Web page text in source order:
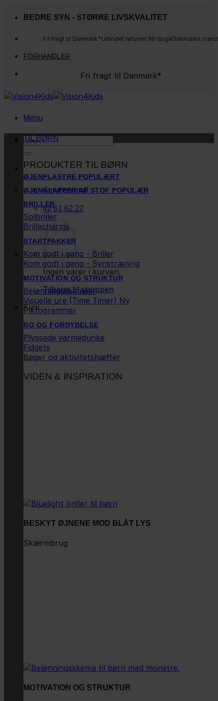
BEDRE SYN - STØRRE LIVSKVALITET
Fri fragt til Danmark*Udvidet returret 90 dageDanmarks
FORHANDLER
Fri fragt til Danmark*
Menu
Søg
Send en mail
42 61 62 22
Ingen varer i kurven.
Tilbage til shoppen
Kurv
TIL BØRN
PRODUKTER TIL BØRN
ØJENPLASTRE
ØJENKLAPPER AF STOF
BRILLER
Solbriller
Brillecharms
STARTPAKKER
Kom godt i gang - Briller
Kom godt i gang - Synstræning
MOTIVATION OG STRUKTUR
Belønningsskemaer
Visuelle ure (Time Timer)
Piktogrammer
RO OG FORDYBELSE
Plyssede varmedunke
Fidgets
Bøger og aktivitetshæfter
VIDEN & INSPIRATION
BESKYT ØJNENE MOD BLÅT LYS
Skærmbrug
MOTIVATION OG STRUKTUR